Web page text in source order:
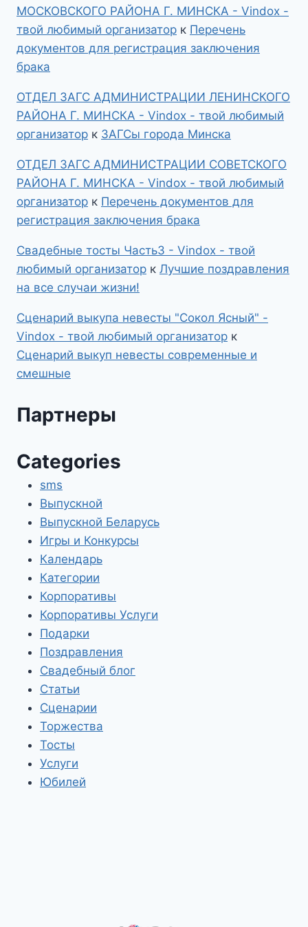
МОСКОВСКОГО РАЙОНА Г. МИНСКА - Vindox -
твой любимый организатор к Перечень
документов для регистрация заключения
брака
ОТДЕЛ ЗАГС АДМИНИСТРАЦИИ ЛЕНИНСКОГО
РАЙОНА Г. МИНСКА - Vindox - твой любимый
организатор к ЗАГСы города Минска
ОТДЕЛ ЗАГС АДМИНИСТРАЦИИ СОВЕТСКОГО
РАЙОНА Г. МИНСКА - Vindox - твой любимый
организатор к Перечень документов для
регистрация заключения брака
Свадебные тосты Часть3 - Vindox - твой
любимый организатор к Лучшие поздравления
на все случаи жизни!
Сценарий выкупа невесты "Сокол Ясный" -
Vindox - твой любимый организатор к
Сценарий выкуп невесты современные и
смешные
Партнеры
Categories
sms
Выпускной
Выпускной Беларусь
Игры и Конкурсы
Календарь
Категории
Корпоративы
Корпоративы Услуги
Подарки
Поздравления
Свадебный блог
Статьи
Сценарии
Торжества
Тосты
Услуги
Юбилей